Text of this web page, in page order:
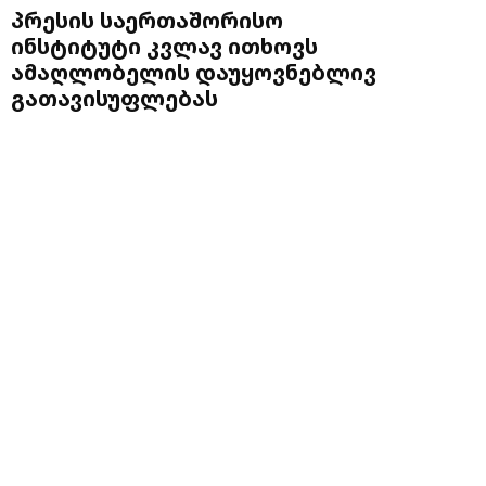
პრესის საერთაშორისო
ინსტიტუტი კვლავ ითხოვს
ამაღლობელის დაუყოვნებლივ
გათავისუფლებას